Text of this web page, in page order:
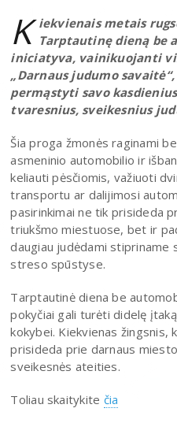
K iekvienais metais
Tarptautinę dieną be
iniciatyva, vainikuojanti
„Darnaus judumo
permąstyti savo
tvaresnius, sveikesnius
Šia proga žmonės raginami
asmeninio automobilio ir
keliauti pėsčiomis, važiuoti
transportu ar dalijimosi
pasirinkimai ne tik prisideda
triukšmo miestuose, bet ir
daugiau judėdami stipriname
streso spūstyse.
Tarptautinė diena be
pokyčiai gali turėti didelę
kokybei. Kiekvienas žingsnis,
prisideda prie darnaus
sveikesnės ateities.
Toliau skaitykite čia